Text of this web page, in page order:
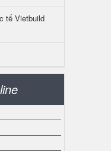
tế Vietbuild